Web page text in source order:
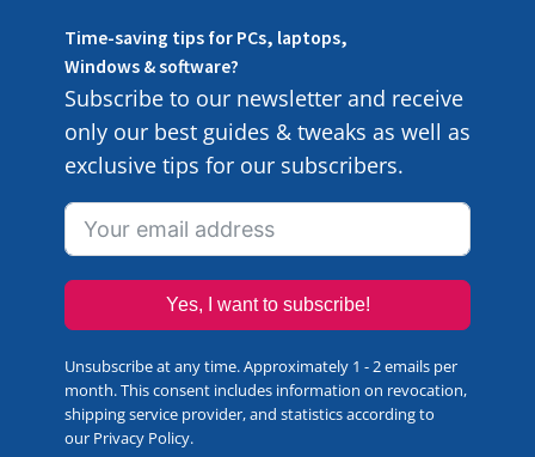
Time-saving tips for PCs, laptops,
Windows & software?
Subscribe to our newsletter and receive
only our best guides & tweaks as well as
exclusive tips for our subscribers.
Yes, I want to subscribe!
Unsubscribe at any time. Approximately 1 - 2 emails per
month. This consent includes information on revocation,
shipping service provider, and statistics according to
our Privacy Policy.